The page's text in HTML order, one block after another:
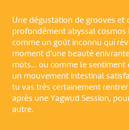
Une dégustation de grooves et
profondément abyssal cosmos
comme un goût inconnu qui
moment d'une beauté
mots… ou comme le sentiment
un mouvement intestinal
tu vas très certainement
après une Yagwud Session,
autre.